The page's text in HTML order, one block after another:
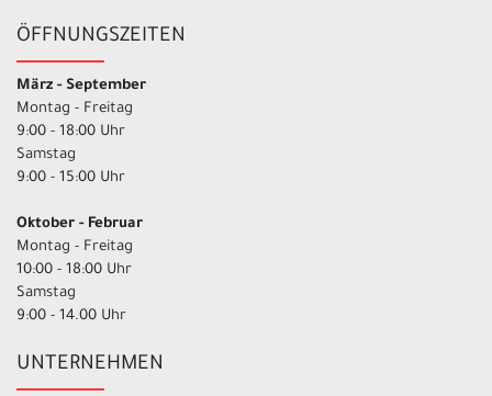
ÖFFNUNGSZEITEN
März - September
Montag - Freitag
9:00 - 18:00 Uhr
Samstag
9:00 - 15:00 Uhr
Oktober - Februar
Montag - Freitag
10:00 - 18:00 Uhr
Samstag
9:00 - 14.00 Uhr
UNTERNEHMEN